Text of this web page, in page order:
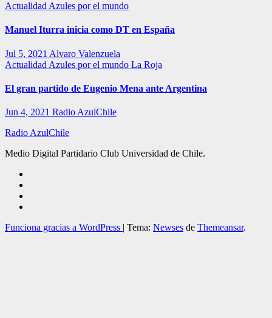
Actualidad Azules por el mundo
Manuel Iturra inicia como DT en España
Jul 5, 2021 Alvaro Valenzuela
Actualidad Azules por el mundo La Roja
El gran partido de Eugenio Mena ante Argentina
Jun 4, 2021 Radio AzulChile
Radio AzulChile
Medio Digital Partidario Club Universidad de Chile.
Funciona gracias a WordPress | Tema: Newses de Themeansar.